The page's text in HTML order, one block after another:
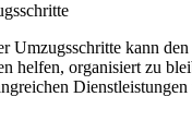
Umzugsschritte kann den
helfen, organisiert zu